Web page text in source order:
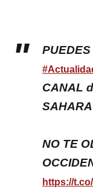
CANAL
NO TE
https://